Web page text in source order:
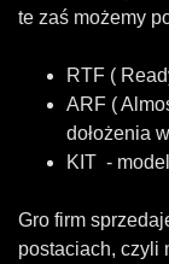
te zaś możemy
RTF (
ARF (
dołożenia
KIT -
Gro firm
postaciach, czyli